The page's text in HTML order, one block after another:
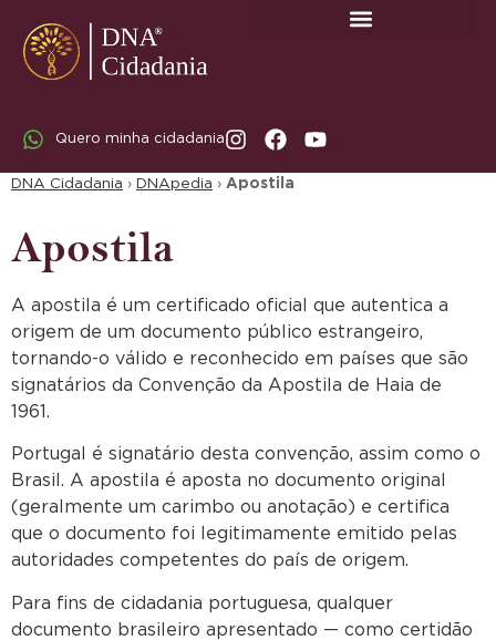
Quero minha cidadania
DNA Cidadania › DNApedia › Apostila
Apostila
A apostila é um certificado oficial que autentica a
origem de um documento público estrangeiro,
tornando-o válido e reconhecido em países que são
signatários da Convenção da Apostila de Haia de
1961.
Portugal é signatário desta convenção, assim como o
Brasil. A apostila é aposta no documento original
(geralmente um carimbo ou anotação) e certifica
que o documento foi legitimamente emitido pelas
autoridades competentes do país de origem.
Para fins de cidadania portuguesa, qualquer
documento brasileiro apresentado — como certidão